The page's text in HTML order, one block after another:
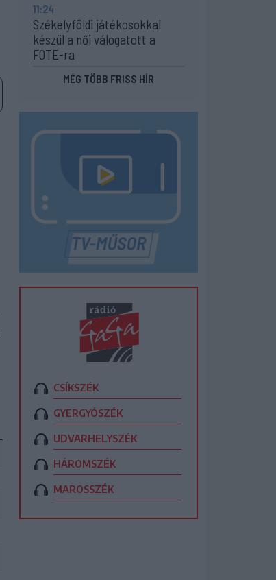
11:24
Székelyföldi játékosokkal
készül a női válogatott a
FOTE-ra
MÉG TÖBB FRISS HÍR
CSÍKSZÉK
GYERGYÓSZÉK
UDVARHELYSZÉK
HÁROMSZÉK
MAROSSZÉK